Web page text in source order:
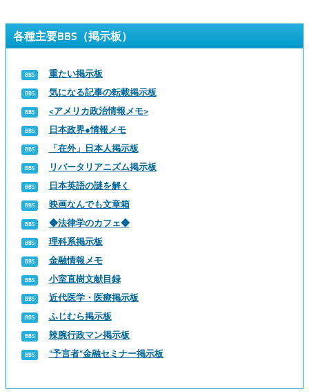
各種主要BBS（掲示板）
重たい掲示板
気になる記事の転載掲示板
<アメリカ政治情報メモ>
日本政界●情報メモ
「在外」日本人掲示板
リバータリアニズム掲示板
日本英語の謎を解く
映画なんでも文章箱
◆法律学のカフェ◆
理科系掲示板
金融情報メモ
小室直樹文献目録
近代医学・医療掲示板
ふじむら掲示板
辣腕行政マン掲示板
“予言者”金融セミナー掲示板